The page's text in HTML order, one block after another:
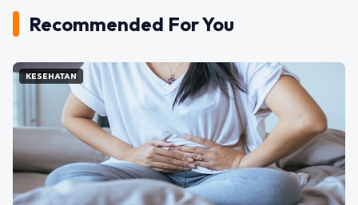
Recommended For You
KESEHATAN